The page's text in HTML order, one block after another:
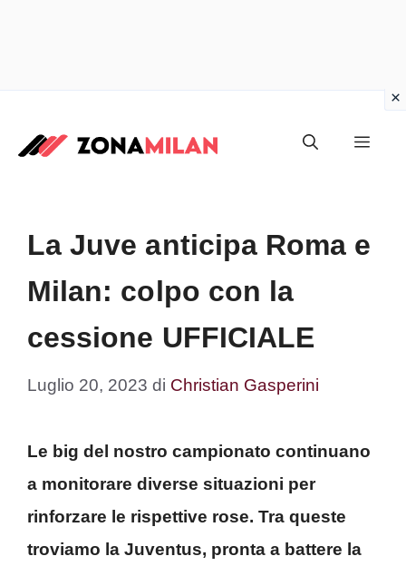
La Juve anticipa Roma e
Milan: colpo con la
cessione UFFICIALE
Luglio 20, 2023 di Christian Gasperini
Le big del nostro campionato continuano
a monitorare diverse situazioni per
rinforzare le rispettive rose. Tra queste
troviamo la Juventus, pronta a battere la